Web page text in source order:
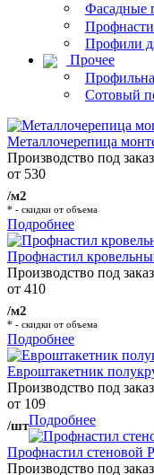
Фасадные
Профили
Прочее
Сотовый
Металлочерепица
Производство под заказ
от 530
/м2
* - скидки от объема
Подробнее
Профнастил
Производство под заказ
от 410
/м2
* - скидки от объема
Подробнее
Евроштакетник
Производство под заказ
от 109
/штПодробнее
Профнастил стеновой
Производство под заказ